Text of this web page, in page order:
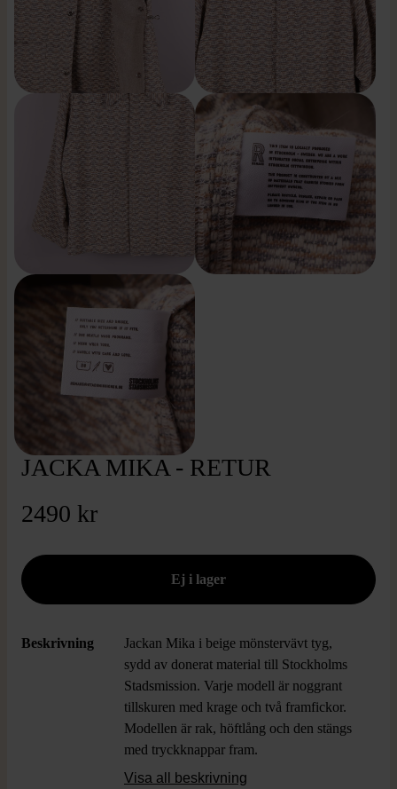
JACKA MIKA - RETUR
2490 kr
Beskrivning
Jackan Mika i beige mönstervävt tyg,
sydd av donerat material till Stockholms
Stadsmission. Varje modell är noggrant
tillskuren med krage och två framfickor.
Modellen är rak, höftlång och den stängs
med tryckknappar fram.
Visa all beskrivning